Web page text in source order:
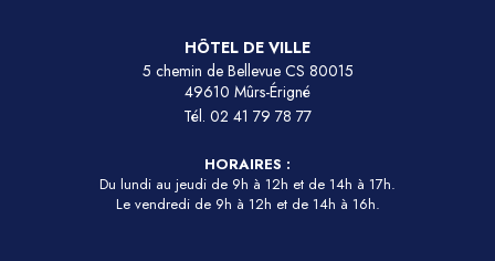
HÔTEL DE VILLE
5 chemin de Bellevue CS 80015
49610 Mûrs-Érigné
Tél. 02 41 79 78 77
HORAIRES :
Du lundi au jeudi de 9h à 12h et de 14h à 17h.
Le vendredi de 9h à 12h et de 14h à 16h.